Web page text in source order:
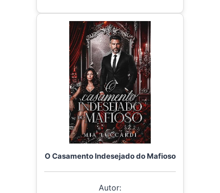
O Casamento Indesejado do Mafioso
Autor: